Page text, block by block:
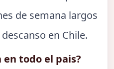
de semana largos
en Chile.
en todo el pais?